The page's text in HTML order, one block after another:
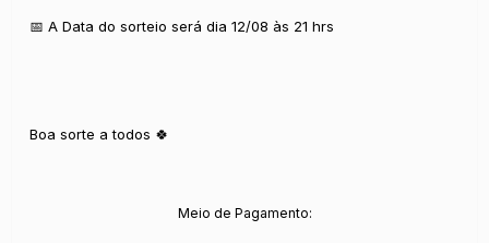
📅 A Data do sorteio será dia 12/08 às 21 hrs
Boa sorte a todos 🍀
Meio de Pagamento: